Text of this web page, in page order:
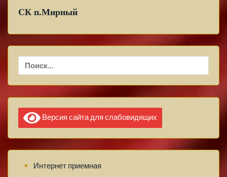
СК п.Мирный
Найти:
Версия сайта для слабовидящих
Интернет приемная